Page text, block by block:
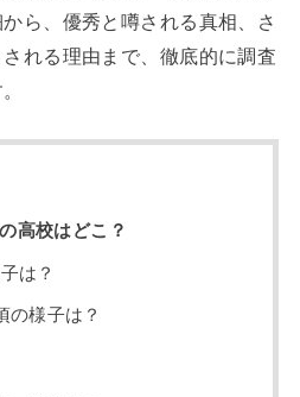
ら、優秀と噂される真相、さ
れる理由まで、徹底的に調査
高校はどこ？
は？
の様子は？